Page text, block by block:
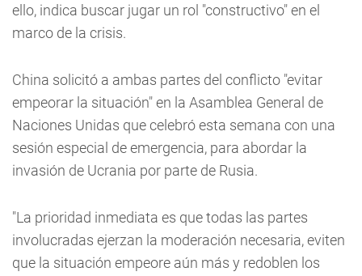
ello, indica buscar jugar un rol "constructivo" en el
marco de la crisis.
China solicitó a ambas partes del conflicto "evitar
empeorar la situación" en la Asamblea General de
Naciones Unidas que celebró esta semana con una
sesión especial de emergencia, para abordar la
invasión de Ucrania por parte de Rusia.
"La prioridad inmediata es que todas las partes
involucradas ejerzan la moderación necesaria, eviten
que la situación empeore aún más y redoblen los